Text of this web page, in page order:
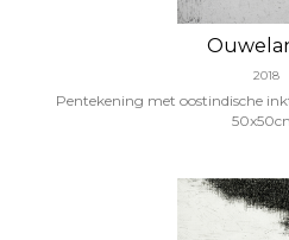
2018
Pentekening met oostindische